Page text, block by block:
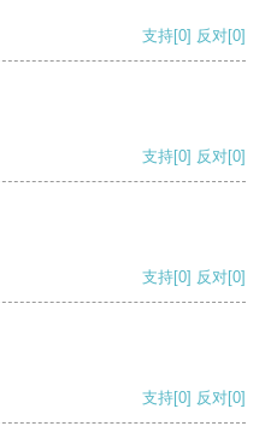
支持[0] 反对[0]
支持[0] 反对[0]
支持[0] 反对[0]
支持[0] 反对[0]